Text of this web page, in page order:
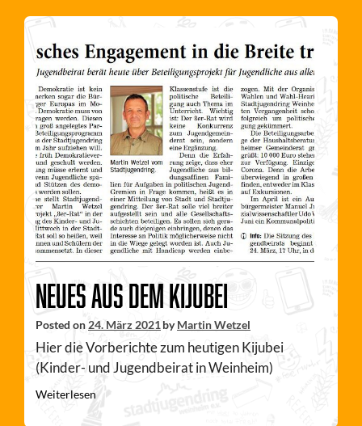
Neues aus dem KiJuBei
Posted on 24. März 2021 byMartin Wetzel
Hier die Vorberichte zum heutigen Kijubei
(Kinder- und Jugendbeirat in Weinheim)
Weiterlesen